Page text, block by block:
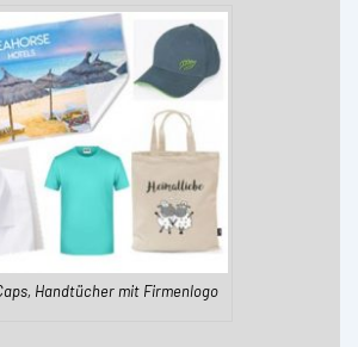
Handtücher mit Firmenlogo